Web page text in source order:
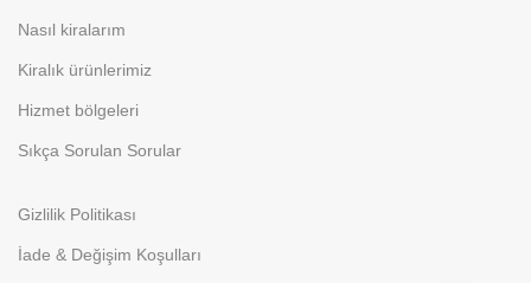
Nasıl kiralarım
Kiralık ürünlerimiz
Hizmet bölgeleri
Sıkça Sorulan Sorular
Gizlilik Politikası
İade & Değişim Koşulları